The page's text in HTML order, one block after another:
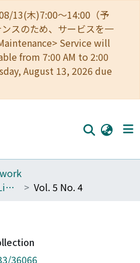
13(木)7:00～14:00（予
スのため、サービスを一
Service will
from 7:00 AM to 2:00
August 13, 2026 due
The Kyoto University Library Network Bulletin : Sei-shu
Vol. 5 No. 4
36066